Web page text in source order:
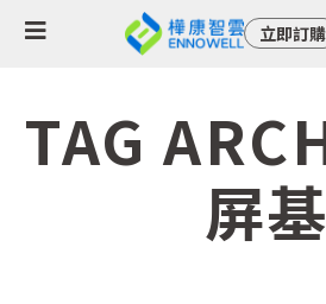
立即訂購
TAG
屏基